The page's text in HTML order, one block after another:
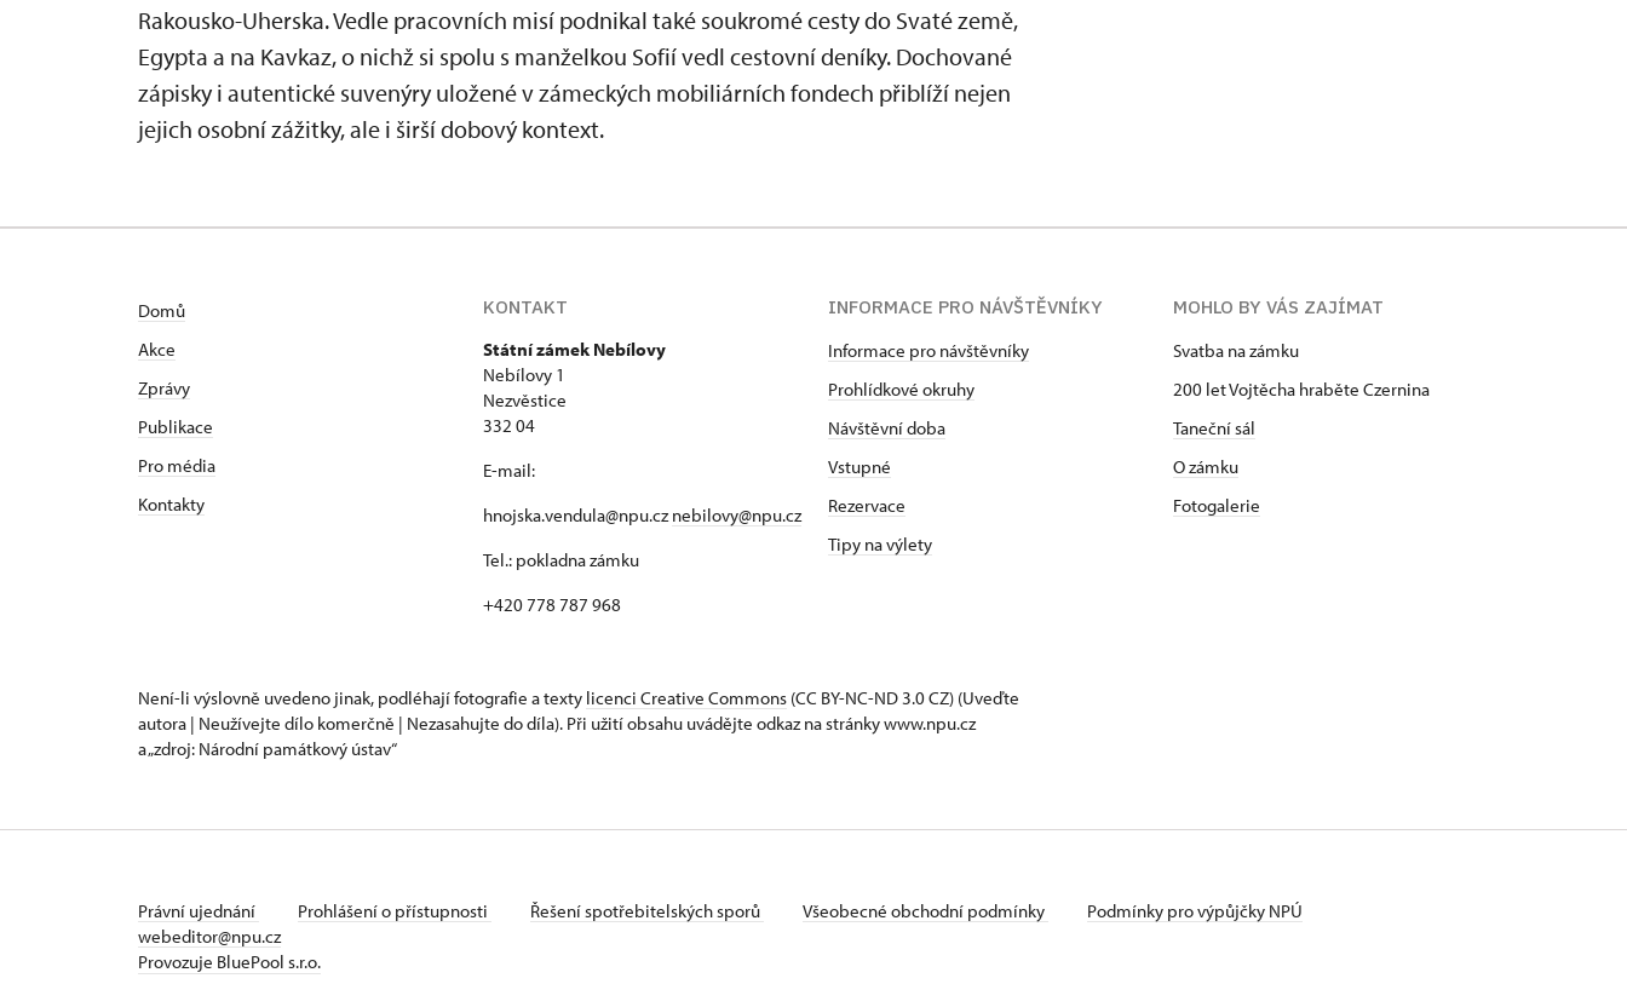
Rakousko-Uherska. Vedle pracovních misí podnikal také soukromé cesty do Svaté země,
Egypta a na Kavkaz, o nichž si spolu s manželkou Sofií vedl cestovní deníky. Dochované
zápisky i autentické suvenýry uložené v zámeckých mobiliárních fondech přiblíží nejen
jejich osobní zážitky, ale i širší dobový kontext.
Domů
Akce
Zprávy
Publikace
Pro média
Kontakty
KONTAKT
Státní zámek Nebílovy
Nebílovy 1
Nezvěstice
332 04
E-mail:
hnojska.vendula@npu.cznebilovy@npu.cz
Tel.: pokladna zámku
+420 778 787 968
INFORMACE PRO NÁVŠTĚVNÍKY
Informace pro návštěvníky
Prohlídkové okruhy
Návštěvní doba
Vstupné
Rezervace
Tipy na výlety
MOHLO BY VÁS ZAJÍMAT
Svatba na zámku
200 let Vojtěcha hraběte Czernina
Taneční sál
O zámku
Fotogalerie
Není-li výslovně uvedeno jinak, podléhají fotografie a texty licenci Creative Commons (CC BY-NC-ND 3.0 CZ) (Uveďte
autora | Neužívejte dílo komerčně | Nezasahujte do díla). Při užití obsahu uvádějte odkaz na stránky www.npu.cz
a „zdroj: Národní památkový ústav“
Právní ujednání Prohlášení o přístupnosti Řešení spotřebitelských sporů Všeobecné obchodní podmínky
Podmínky pro výpůjčky NPÚ
webeditor@npu.cz
Provozuje BluePool s.r.o.